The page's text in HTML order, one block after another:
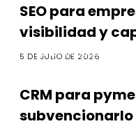
SEO para
visibilidad y
5 DE JULIO DE 2026
Transformación Digital
CRM para